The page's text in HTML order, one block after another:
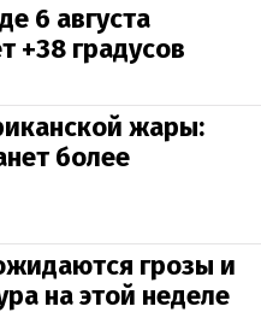
6 августа
+38 градусов
жары:
более
грозы и
на этой неделе